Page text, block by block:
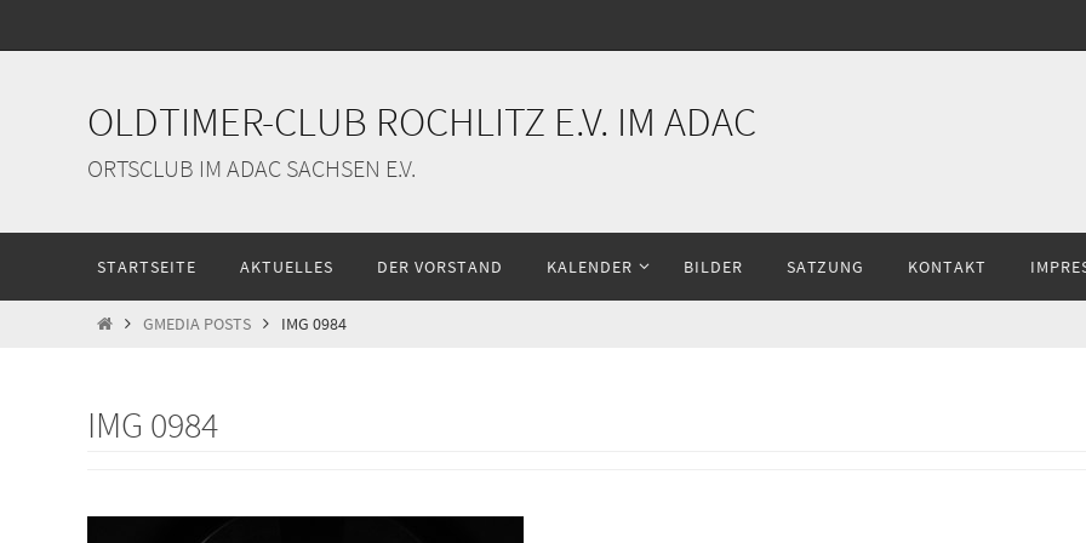
Inhalt
OLDTIMER-CLUB ROCHLITZ E.V. IM ADAC
ORTSCLUB IM ADAC SACHSEN E.V.
springen
STARTSEITE AKTUELLES DER VORSTAND KALENDER BILDER SATZUNG KONTAKT
STARTGMEDIA POSTS IMG 0984
IMG 0984